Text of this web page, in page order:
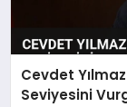
Cevdet
Seviyesini